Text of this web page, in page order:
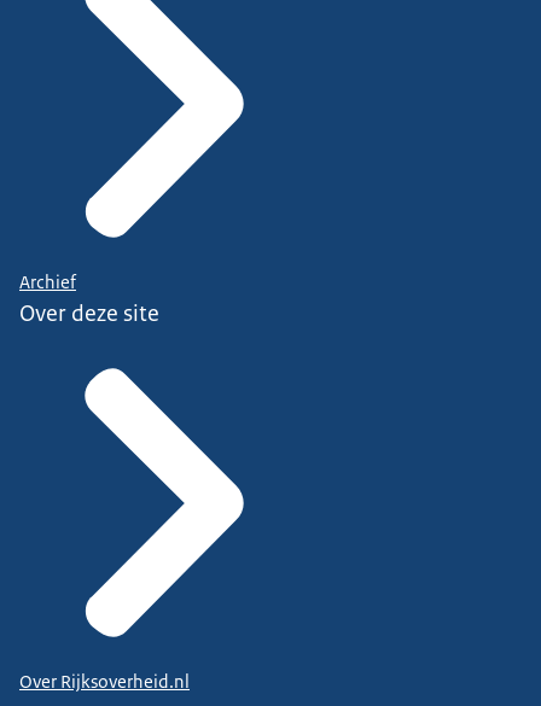
Archief
Over deze site
Over Rijksoverheid.nl